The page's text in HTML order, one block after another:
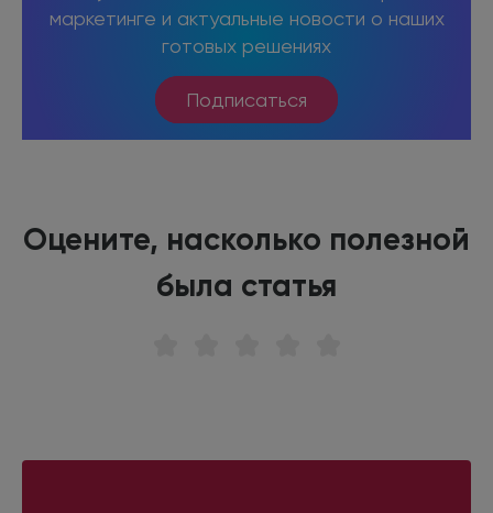
маркетинге и актуальные новости о наших
готовых решениях
Подписаться
Оцените, насколько полезной
была статья